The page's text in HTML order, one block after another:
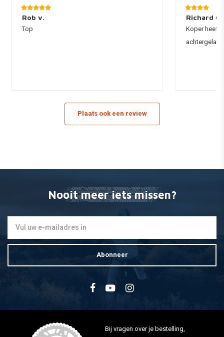
Rob v.
Top
Richard G.
Koper heeft
Plaats ook een review
Nooit meer iets missen?
Abonneer
Bij vragen over je bestelling,